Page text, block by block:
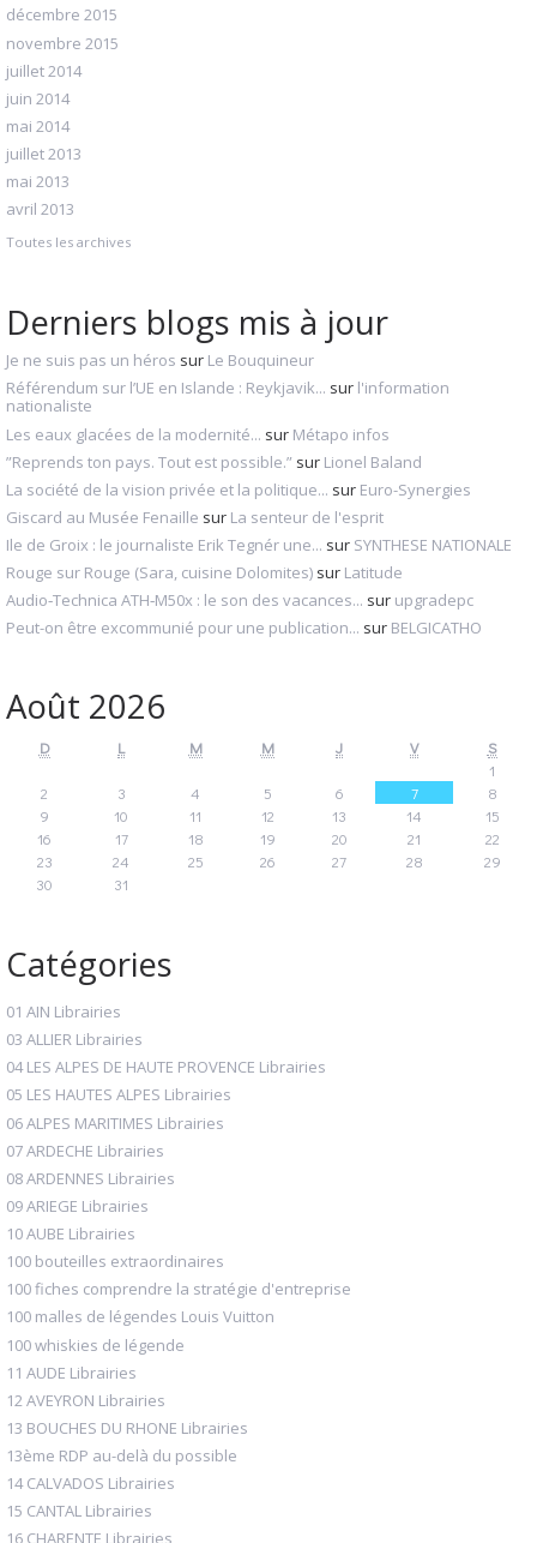
décembre 2015
novembre 2015
juillet 2014
juin 2014
mai 2014
juillet 2013
mai 2013
avril 2013
Toutes les archives
Derniers blogs mis à jour
Je ne suis pas un héros sur Le Bouquineur
Référendum sur l’UE en Islande : Reykjavik... sur l'information
nationaliste
Les eaux glacées de la modernité... sur Métapo infos
”Reprends ton pays. Tout est possible.” sur Lionel Baland
La société de la vision privée et la politique... sur Euro-Synergies
Giscard au Musée Fenaille sur La senteur de l'esprit
Ile de Groix : le journaliste Erik Tegnér une... sur SYNTHESE NATIONALE
Rouge sur Rouge (Sara, cuisine Dolomites) sur Latitude
Audio‑Technica ATH‑M50x : le son des vacances... sur upgradepc
Peut-on être excommunié pour une publication... sur BELGICATHO
Août 2026
D L M M J V
S
1
2
3 4 5 6 7
8
9
10 11 12 13 14
15
16
17 18 19 20 21
22
23
24 25 26 27 28
29
30
31
Catégories
01 AIN Librairies
03 ALLIER Librairies
04 LES ALPES DE HAUTE PROVENCE Librairies
05 LES HAUTES ALPES Librairies
06 ALPES MARITIMES Librairies
07 ARDECHE Librairies
08 ARDENNES Librairies
09 ARIEGE Librairies
10 AUBE Librairies
100 bouteilles extraordinaires
100 fiches comprendre la stratégie d'entreprise
100 malles de légendes Louis Vuitton
100 whiskies de légende
11 AUDE Librairies
12 AVEYRON Librairies
13 BOUCHES DU RHONE Librairies
13ème RDP au-delà du possible
14 CALVADOS Librairies
15 CANTAL Librairies